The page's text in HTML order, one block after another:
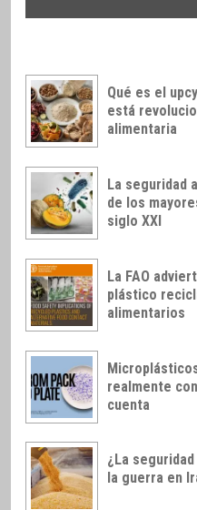
Qué es el
está
alimentaria
La seguridad
de los
siglo XXI
La FAO
plástico
alimentarios
realmente
cuenta
¿La
la guerra en